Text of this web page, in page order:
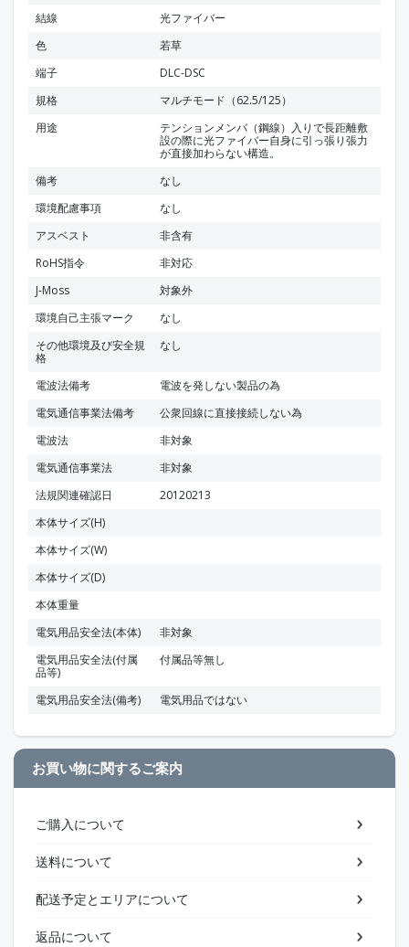
結線
光ファイバー
色
若草
端子
DLC-DSC
規格
マルチモード（62.5/125）
用途
テンションメンバ（鋼線）入りで長距離敷
設の際に光ファイバー自身に引っ張り張力
が直接加わらない構造。
備考
なし
環境配慮事項
なし
アスベスト
非含有
RoHS指令
非対応
J-Moss
対象外
環境自己主張マーク
なし
その他環境及び安全規
格
なし
電波法備考
電波を発しない製品の為
電気通信事業法備考
公衆回線に直接接続しない為
電波法
非対象
電気通信事業法
非対象
法規関連確認日
20120213
本体サイズ(H)
本体サイズ(W)
本体サイズ(D)
本体重量
電気用品安全法(本体)
非対象
電気用品安全法(付属
品等)
付属品等無し
電気用品安全法(備考) 電気用品ではない
お買い物に関するご案内
ご購入について
送料について
配送予定とエリアについて
返品について